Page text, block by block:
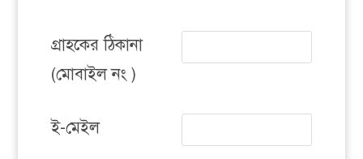
গ্রাহকের ঠিকানা
(মোবাইল নং )
ই-মেইল